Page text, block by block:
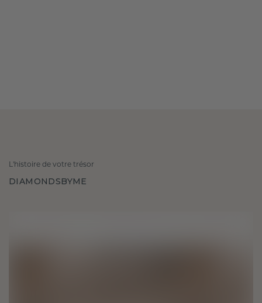
L'histoire de votre trésor
DIAMONDSBYME